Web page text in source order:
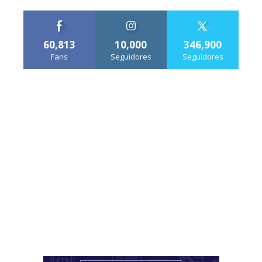
60,813
Fans
10,000
Seguidores
346,900
Seguidores